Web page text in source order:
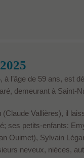
l’âge de 59 ans, est
demeurant à Saint-
Vallières), il
ses petits-enfants:
Ouimet), Sylvain
neveux, nièces,